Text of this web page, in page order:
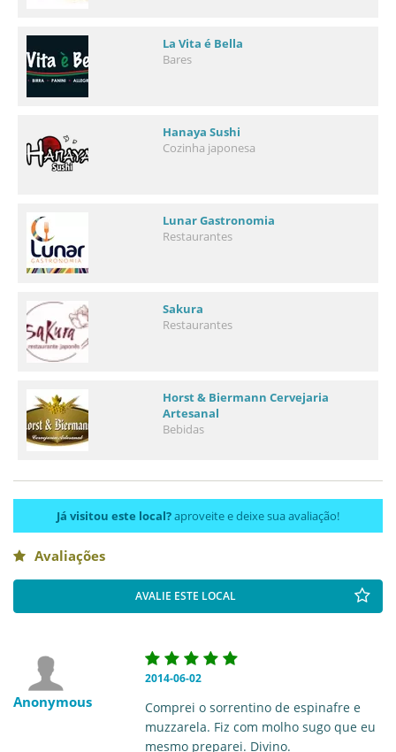
La Vita é Bella
Bares
Hanaya Sushi
Cozinha japonesa
Lunar Gastronomia
Restaurantes
Sakura
Restaurantes
Horst & Biermann Cervejaria
Artesanal
Bebidas
Já visitou este local?aproveite e deixe sua avaliação!
Avaliações
AVALIE ESTE LOCAL
Anonymous
2014-06-02
Comprei o sorrentino de espinafre e
muzzarela. Fiz com molho sugo que eu
mesmo preparei. Divino.